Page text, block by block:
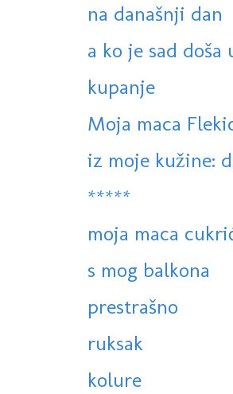
na današnji dan
a ko je sad doša
kupanje
Moja maca
iz moje kužine:
*****
moja maca
s mog balkona
prestrašno
ruksak
kolure